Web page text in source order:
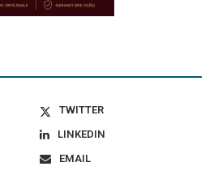
TWITTER
LINKEDIN
EMAIL